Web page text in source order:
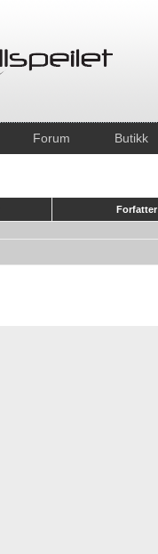
Forum Butikk
Forfatter